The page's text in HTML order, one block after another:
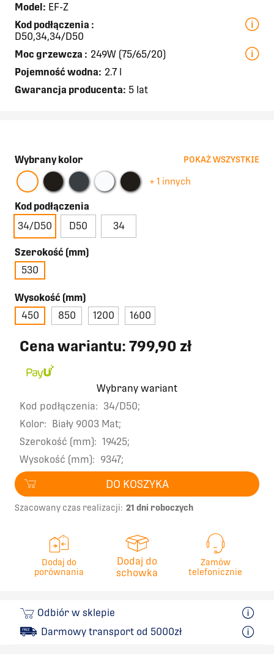
Model: EF-Z
Kod podłączenia :
D50,34,34/D50
Moc grzewcza : 249W (75/65/20)
Pojemność wodna: 2.7 l
Gwarancja producenta: 5 lat
Wybrany kolor POKAŻ WSZYSTKIE
+ 1 innych
Kod podłączenia
34/D50
D50 34
Szerokość (mm)
530
Wysokość (mm)
450
850 1200 1600
Cena wariantu: 799,90 zł
Wybrany wariant
Kod podłączenia: 34/D50;
Kolor: Biały 9003 Mat;
Szerokość (mm): 19425;
Wysokość (mm): 9347;
DO KOSZYKA
Szacowany czas realizacji: 21 dni roboczych
Dodaj do
porównania
Dodaj do
schowka
Zamów
telefonicznie
Odbiór w sklepie
Darmowy transport od 5000zł